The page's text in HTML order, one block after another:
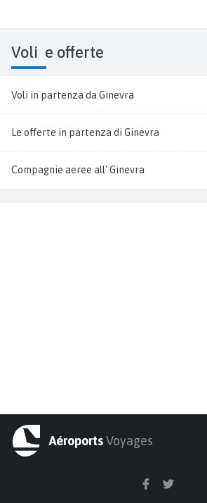
Voli e offerte
Voli in partenza da Ginevra
Le offerte in partenza di Ginevra
Compagnie aeree all' Ginevra
AéroportsVoyages